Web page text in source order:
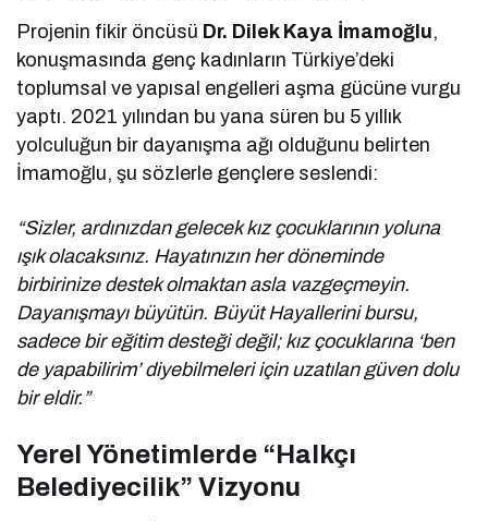
Projenin fikir öncüsü Dr. Dilek Kaya İmamoğlu,
konuşmasında genç kadınların Türkiye’deki
toplumsal ve yapısal engelleri aşma gücüne vurgu
yaptı. 2021 yılından bu yana süren bu 5 yıllık
yolculuğun bir dayanışma ağı olduğunu belirten
İmamoğlu, şu sözlerle gençlere seslendi:
“Sizler, ardınızdan gelecek kız çocuklarının yoluna
ışık olacaksınız. Hayatınızın her döneminde
birbirinize destek olmaktan asla vazgeçmeyin.
Dayanışmayı büyütün. Büyüt Hayallerini bursu,
sadece bir eğitim desteği değil; kız çocuklarına ‘ben
de yapabilirim’ diyebilmeleri için uzatılan güven dolu
bir eldir.”
Yerel Yönetimlerde “Halkçı
Belediyecilik” Vizyonu